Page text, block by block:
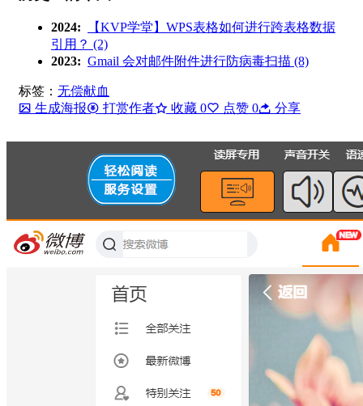
2024:
【KVP学堂】WPS表格如何进行跨表格数据
引用？ (2)
2023: Gmail 会对邮件附件进行防病毒扫描 (8)
标签： 无偿献血
生成海报
打赏作者 收藏 0 点赞 0 分享